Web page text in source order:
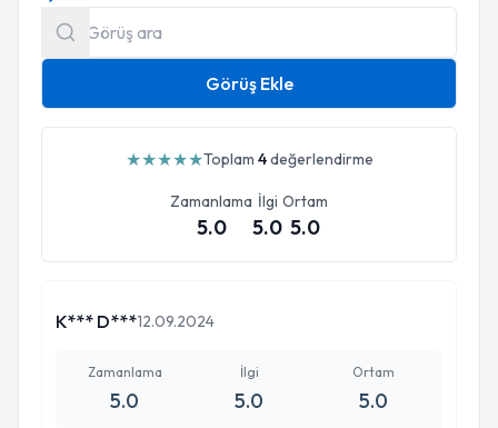
Görüş Ekle
★★★★★Toplam 4değerlendirme
Zamanlama
5.0
İlgi
5.0
Ortam
5.0
K*** D***12.09.2024
Zamanlama
5.0
İlgi
5.0
Ortam
5.0